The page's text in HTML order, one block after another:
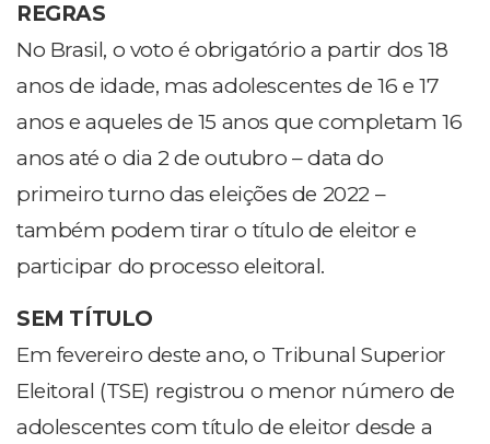
REGRAS
No Brasil, o voto é obrigatório a partir dos 18
anos de idade, mas adolescentes de 16 e 17
anos e aqueles de 15 anos que completam 16
anos até o dia 2 de outubro – data do
primeiro turno das eleições de 2022 –
também podem tirar o título de eleitor e
participar do processo eleitoral.
SEM TÍTULO
Em fevereiro deste ano, o Tribunal Superior
Eleitoral (TSE) registrou o menor número de
adolescentes com título de eleitor desde a